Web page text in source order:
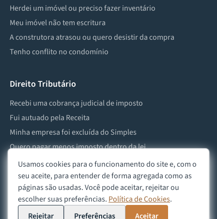
Herdei um imóvel ou preciso fazer inventário
Meu imóvel não tem escritura
A construtora atrasou ou quero desistir da compra
Tenho conflito no condomínio
Direito Tributário
Recebi uma cobrança judicial de imposto
Fui autuado pela Receita
Minha empresa foi excluída do Simples
Quero pagar menos imposto dentro da lei
Preciso lidar com imposto de herança ou doação
2026Advocacia Custódio
Política de Privacidade Política de Cookies Aviso Legal
Usamos cookies para o funcionamento do site e, com o
seu aceite, para entender de forma agregada como as
páginas são usadas. Você pode aceitar, rejeitar ou
escolher suas preferências. Política de Cookies.
Rejeitar
Preferências Aceitar